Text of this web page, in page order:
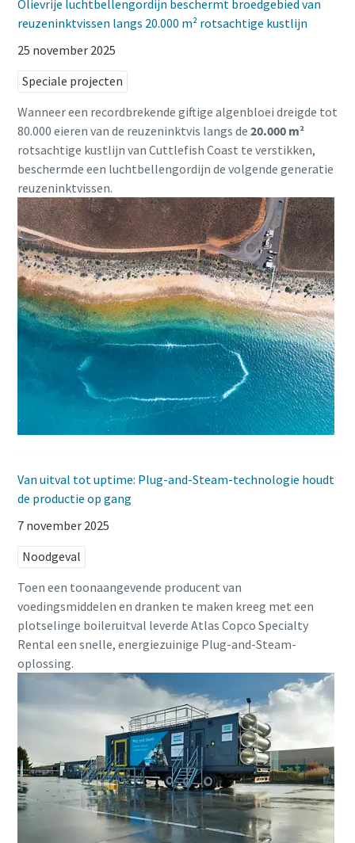
Olievrije luchtbellengordijn beschermt broedgebied van
reuzeninktvissen langs 20.000 m² rotsachtige kustlijn
25 november 2025
Speciale projecten
Wanneer een recordbrekende giftige algenbloei dreigde tot
80.000 eieren van de reuzeninktvis langs de 20.000 m²
rotsachtige kustlijn van Cuttlefish Coast te verstikken,
beschermde een luchtbellengordijn de volgende generatie
reuzeninktvissen.
Van uitval tot uptime: Plug-and-Steam-technologie houdt
de productie op gang
7 november 2025
Noodgeval
Toen een toonaangevende producent van
voedingsmiddelen en dranken te maken kreeg met een
plotselinge boileruitval leverde Atlas Copco Specialty
Rental een snelle, energiezuinige Plug-and-Steam-
oplossing.